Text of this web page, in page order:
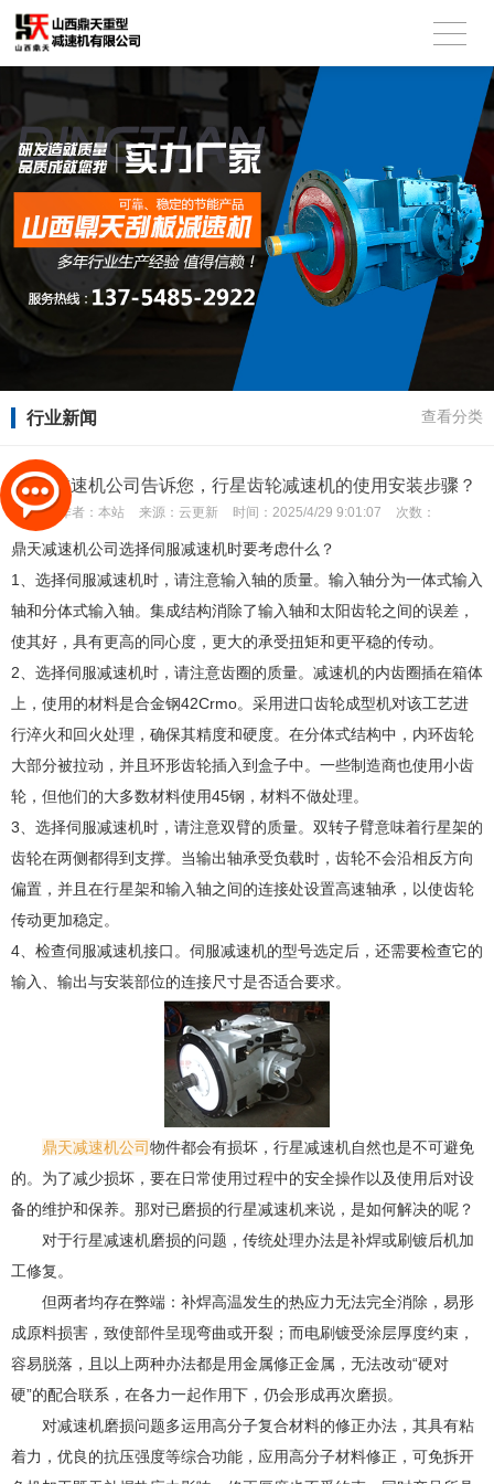
行业新闻 查看分类
鼎天减速机公司告诉您，行星齿轮减速机的使用安装步骤？
作者： 本站 来源： 云更新 时间： 2025/4/29 9:01:07 次数：
鼎天减速机公司选择伺服减速机时要考虑什么？
1、选择伺服减速机时，请注意输入轴的质量。输入轴分为一体式输入
轴和分体式输入轴。集成结构消除了输入轴和太阳齿轮之间的误差，
使其好，具有更高的同心度，更大的承受扭矩和更平稳的传动。
2、选择伺服减速机时，请注意齿圈的质量。减速机的内齿圈插在箱体
上，使用的材料是合金钢42Crmo。采用进口齿轮成型机对该工艺进
行淬火和回火处理，确保其精度和硬度。在分体式结构中，内环齿轮
大部分被拉动，并且环形齿轮插入到盒子中。一些制造商也使用小齿
轮，但他们的大多数材料使用45钢，材料不做处理。
3、选择伺服减速机时，请注意双臂的质量。双转子臂意味着行星架的
齿轮在两侧都得到支撑。当输出轴承受负载时，齿轮不会沿相反方向
偏置，并且在行星架和输入轴之间的连接处设置高速轴承，以使齿轮
传动更加稳定。
4、检查伺服减速机接口。伺服减速机的型号选定后，还需要检查它的
输入、输出与安装部位的连接尺寸是否适合要求。
鼎天减速机公司物件都会有损坏，行星减速机自然也是不可避免
的。为了减少损坏，要在日常使用过程中的安全操作以及使用后对设
备的维护和保养。那对已磨损的行星减速机来说，是如何解决的呢？
对于行星减速机磨损的问题，传统处理办法是补焊或刷镀后机加
工修复。
但两者均存在弊端：补焊高温发生的热应力无法完全消除，易形
成原料损害，致使部件呈现弯曲或开裂；而电刷镀受涂层厚度约束，
容易脱落，且以上两种办法都是用金属修正金属，无法改动“硬对
硬”的配合联系，在各力一起作用下，仍会形成再次磨损。
对减速机磨损问题多运用高分子复合材料的修正办法，其具有粘
着力，优良的抗压强度等综合功能，应用高分子材料修正，可免拆开